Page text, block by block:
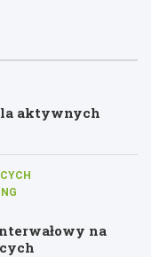
aktywnych
na